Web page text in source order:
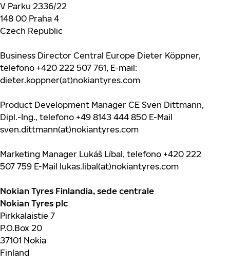
V Parku 2336/22
148 00 Praha 4
Czech Republic
Business Director Central Europe Dieter Köppner,
telefono +420 222 507 761, E-mail:
dieter.koppner(at)nokiantyres.com
Product Development Manager CE Sven Dittmann,
Dipl.-Ing., telefono +49 8143 444 850 E-Mail
sven.dittmann(at)nokiantyres.com
Marketing Manager Lukáš Líbal, telefono +420 222
507 759 E-Mail lukas.libal(at)nokiantyres.com
Nokian Tyres Finlandia, sede centrale
Nokian Tyres plc
Pirkkalaistie 7
P.O.Box 20
37101 Nokia
Finland